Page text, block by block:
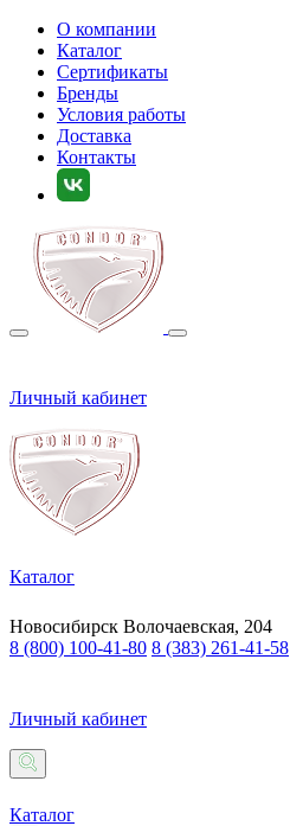
О компании
Каталог
Сертификаты
Бренды
Условия работы
Доставка
Контакты
Личный кабинет
Каталог
Новосибирск Волочаевская, 204
8 (800) 100-41-80 8 (383) 261-41-58
Личный кабинет
Каталог